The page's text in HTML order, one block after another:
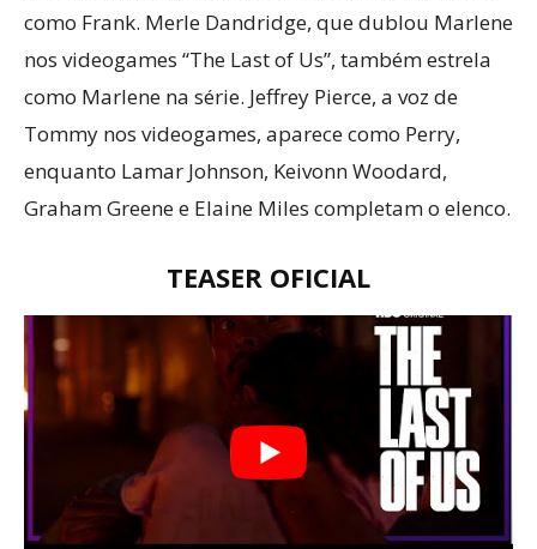
como Frank. Merle Dandridge, que dublou Marlene
nos videogames “The Last of Us”, também estrela
como Marlene na série. Jeffrey Pierce, a voz de
Tommy nos videogames, aparece como Perry,
enquanto Lamar Johnson, Keivonn Woodard,
Graham Greene e Elaine Miles completam o elenco.
TEASER OFICIAL